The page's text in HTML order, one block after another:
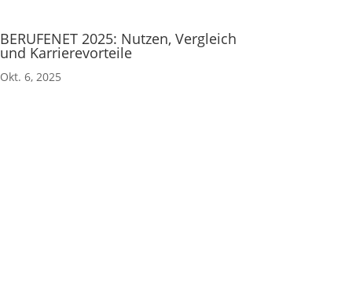
BERUFENET 2025: Nutzen, Vergleich
und Karrierevorteile
Okt. 6, 2025